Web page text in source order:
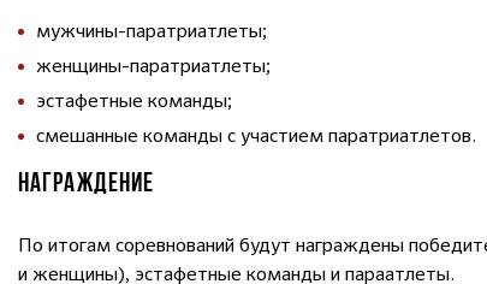
мужчины-паратриатлеты;
женщины-паратриатлеты;
эстафетные команды;
смешанные команды с участием паратриатлетов.
НАГРАЖДЕНИЕ
По итогам соревнований будут награждены
и женщины), эстафетные команды и параатлеты.